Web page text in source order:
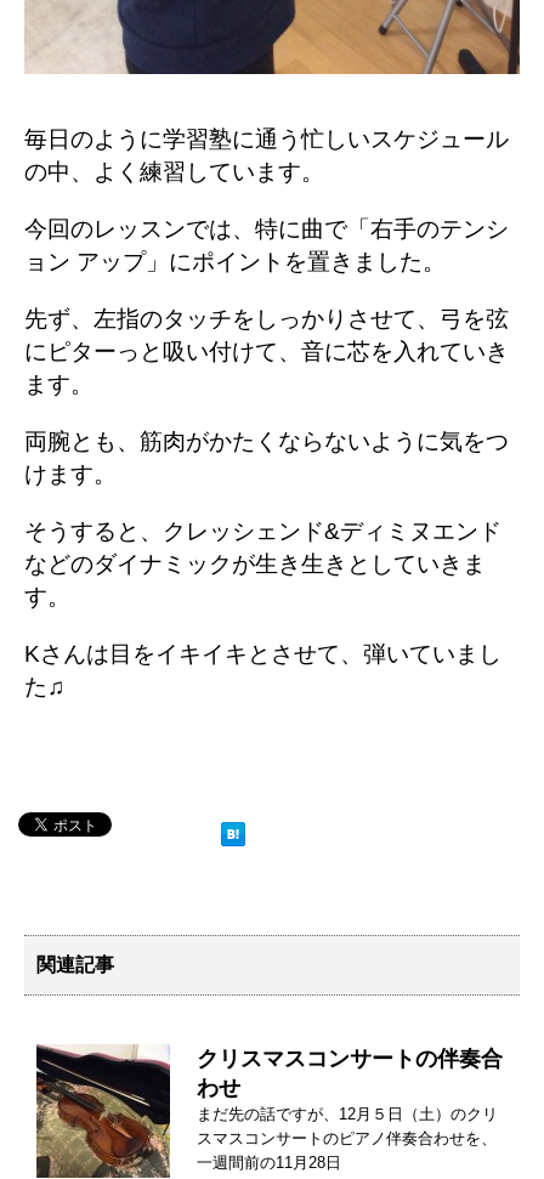
毎日のように学習塾に通う忙しいスケジュール
の中、よく練習しています。
今回のレッスンでは、特に曲で「右手のテンシ
ョン アップ」にポイントを置きました。
先ず、左指のタッチをしっかりさせて、弓を弦
にピターっと吸い付けて、音に芯を入れていき
ます。
両腕とも、筋肉がかたくならないように気をつ
けます。
そうすると、クレッシェンド&ディミヌエンド
などのダイナミックが生き生きとしていきま
す。
Kさんは目をイキイキとさせて、弾いていまし
た♫
関連記事
クリスマスコンサートの伴奏合
わせ
まだ先の話ですが、12月５日（土）のクリ
スマスコンサートのピアノ伴奏合わせを、
一週間前の11月28日